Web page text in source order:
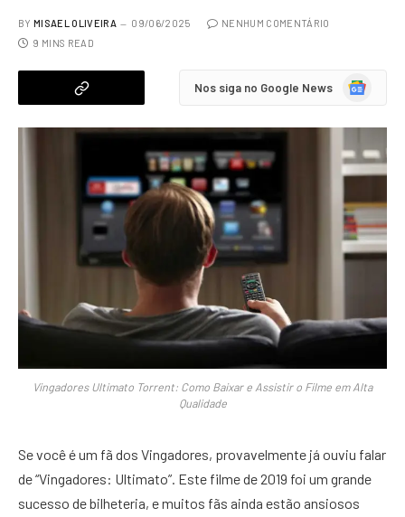
BY MISAEL OLIVEIRA 09/06/2025
NENHUM COMENTÁRIO
9 MINS READ
Nos siga no Google News
Google
Vingadores Ultimato Torrent: Como Baixar e Assistir o Filme em Alta
Qualidade
Se você é um fã dos Vingadores, provavelmente já ouviu falar
de “Vingadores: Ultimato”. Este filme de 2019 foi um grande
sucesso de bilheteria, e muitos fãs ainda estão ansiosos